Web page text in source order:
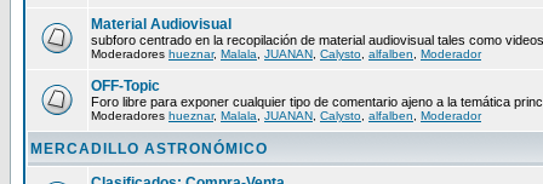
Material Audiovisual
subforo centrado en la recopilación de material audiovisual tales como
Moderadores hueznar, Malala JUANAN Calysto alfalben Moderador
OFF-Topic
Foro libre para exponer cualquier tipo de comentario ajeno a la temática
Moderadores hueznar, Malala JUANAN Calysto alfalben Moderador
MERCADILLO ASTRONÓMICO